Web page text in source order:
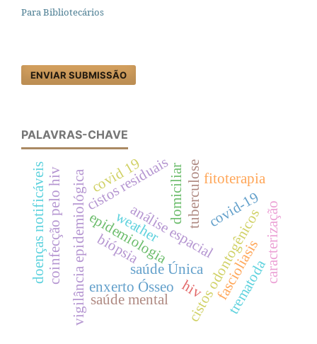
Para Bibliotecários
ENVIAR SUBMISSÃO
PALAVRAS-CHAVE
saúde Única
epidemiologia
vigilância epidemiológica análise espacial
cistos residuais
cistos odontogênicos
biópsia
enxerto Ósseo
coinfecção pelo hiv tuberculose
doenças notificáveis covid-19
fascioliasis
trematoda
weather caracterização
fitoterapia
domiciliar
covid 19
hiv
saúde mental